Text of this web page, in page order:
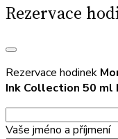
Rezervace
Rezervace hodinek
Ink Collection 50 ml
Vaše jméno a příjmení